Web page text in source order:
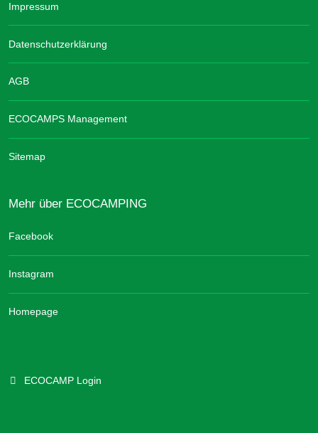
Impressum
Datenschutzerklärung
AGB
ECOCAMPS Management
Sitemap
Mehr über ECOCAMPING
Facebook
Instagram
Homepage
ECOCAMP Login